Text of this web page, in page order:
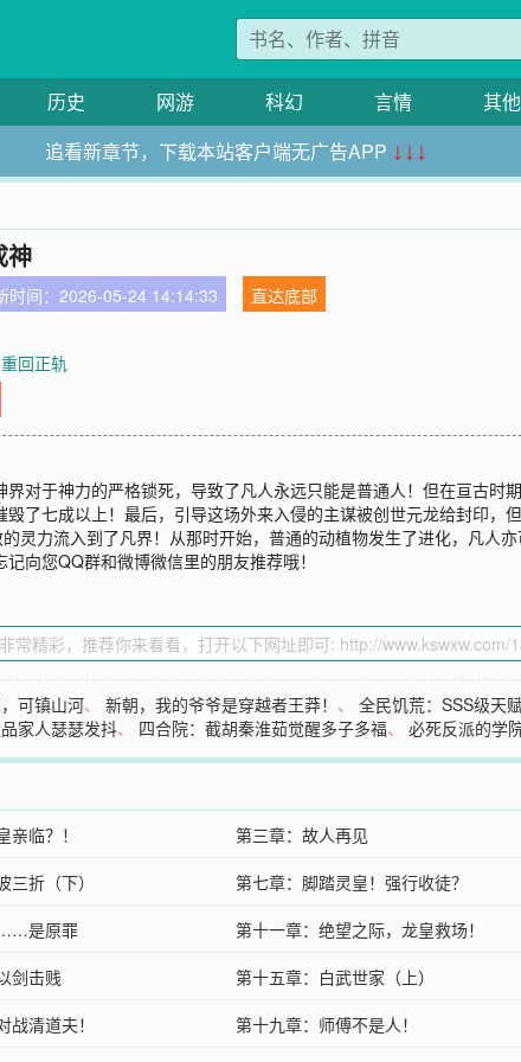
历史 网游 科幻 言情 其他
追看新章节，下载本站客户端无广告APP ↓↓↓
神
时间：2026-05-24 14:14:33
直达底部
回正轨
对于神力的严格锁死，导致了凡人永远只能是普通人！但在亘古时
了七成以上！最后，引导这场外来入侵的主谋被创世元龙给封印，
灵力流入到了凡界！从那时开始，普通的动植物发生了进化，凡人亦
向您QQ群和微博微信里的朋友推荐哦！
可镇山河、新朝，我的爷爷是穿越者王莽！ 、全民饥荒：SSS级天
家人瑟瑟发抖、 四合院：截胡秦淮茹觉醒多子多福、必死反派的学
亲临？！ 第三章：故人再见
三折（下） 第七章：脚踏灵皇！强行收徒？
是原罪 第十一章：绝望之际，龙皇救场！
剑击贱 第十五章：白武世家（上）
战清道夫！ 第十九章：师傅不是人！